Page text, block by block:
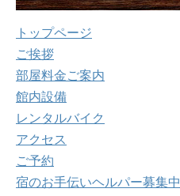
トップページ
ご挨拶
部屋料金ご案内
館内設備
レンタルバイク
アクセス
ご予約
宿のお手伝いヘルパー募集中